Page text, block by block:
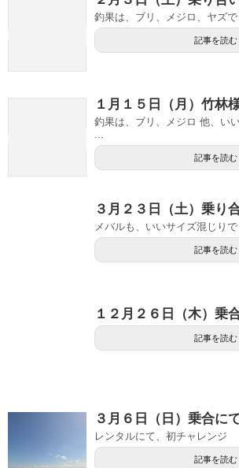
釣果は、ブリ、メジロ、ヤズで
記事を読む
１月１５日（月）竹林
釣果は、ブリ、メジロ 他、い
記事を読む
３月２３日（土）乗り
メバルも、いいサイズ混じり
記事を読む
１２月２６日（木）乗
記事を読む
３月６日（日）乗合に
レンタルにて、初チャレンジ
記事を読む